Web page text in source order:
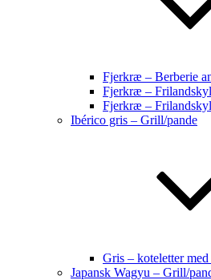
Fjerkræ – Berberie
Fjerkræ –
Fjerkræ –
Ibérico gris – Grill/pande
Gris – koteletter med
Japansk Wagyu – Grill/